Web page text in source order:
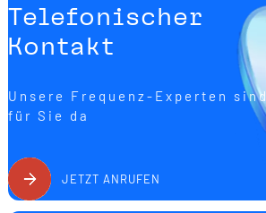
Telefonischer
Kontakt
Unsere Frequenz-Experten sind
für Sie da
JETZT ANRUFEN